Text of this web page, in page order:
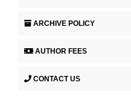
ARCHIVE POLICY
AUTHOR FEES
CONTACT US